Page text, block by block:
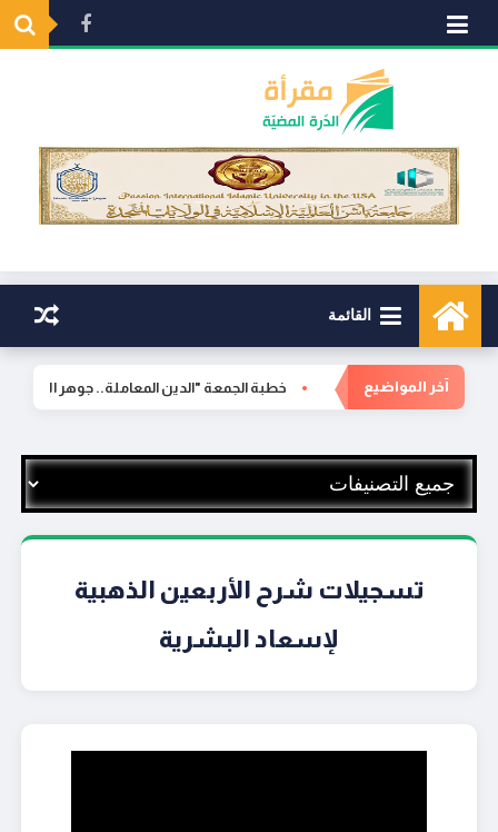
القائمة
آخر المواضيع • خطبة الجمعة "الدين المعاملة.. جوهر الإسلام
تسجيلات شرح الأربعين الذهبية
لإسعاد البشرية